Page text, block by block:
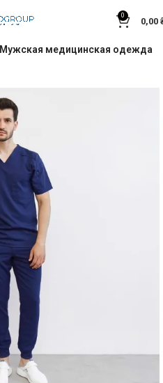
0
0,00
Мужская медицинская одежда